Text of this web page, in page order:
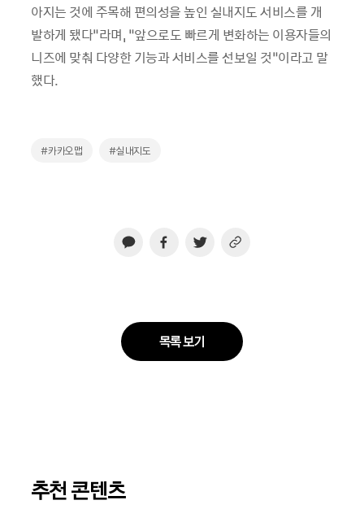
아지는 것에 주목해 편의성을 높인 실내지도 서비스를 개
발하게 됐다”라며, “앞으로도 빠르게 변화하는 이용자들의
니즈에 맞춰 다양한 기능과 서비스를 선보일 것”이라고 말
했다.
#카카오맵 #실내지도
목록 보기
추천 콘텐츠